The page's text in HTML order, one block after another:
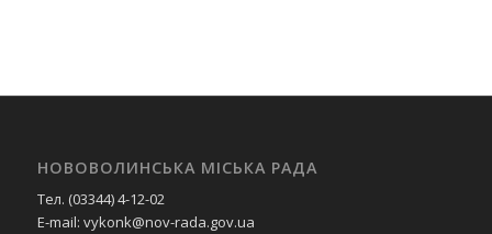
НОВОВОЛИНСЬКА МІСЬКА РАДА
Тел. (03344) 4-12-02
E-mail: vykonk@nov-rada.gov.ua